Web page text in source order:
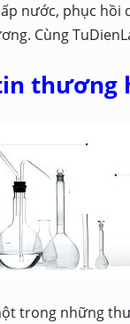
nước, phục hồi
Cùng
thương
trong những